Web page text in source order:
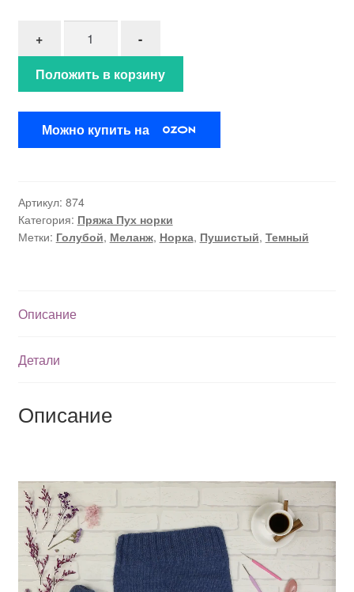
+
-
Положить в корзину
Можно купить на
Артикул: 874
Категория: Пряжа Пух норки
Метки: Голубой, Меланж, Норка, Пушистый, Темный
Описание
Детали
Описание